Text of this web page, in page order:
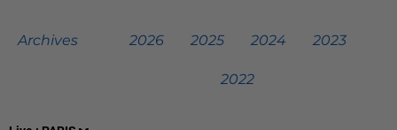
Archives 2026 2025 2024 2023
2022